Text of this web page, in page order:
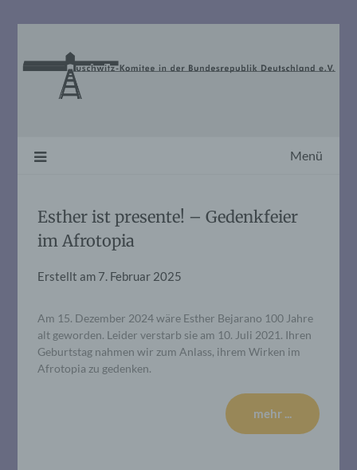
Menü
Esther ist presente! – Gedenkfeier
im Afrotopia
Erstellt am 7. Februar 2025
Am 15. Dezember 2024 wäre Esther Bejarano 100 Jahre
alt geworden. Leider verstarb sie am 10. Juli 2021. Ihren
Geburtstag nahmen wir zum Anlass, ihrem Wirken im
Afrotopia zu gedenken.
mehr ...